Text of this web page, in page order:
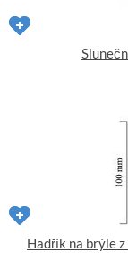
Hadřík na brýle